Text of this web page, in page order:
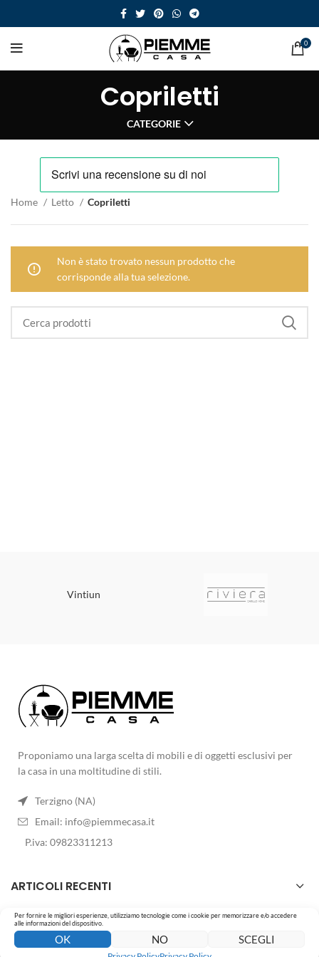
Per fornire le migliori esperienze, utilizziamo tecnologie come i cookie per memorizzare e/o accedere
alle informazioni del dispositivo.
OK NO SCEGLI
0
Copriletti
CATEGORIE
Home Letto Copriletti
Non è stato trovato nessun prodotto che
corrisponde alla tua selezione.
Vintiun
Proponiamo una larga scelta di mobili e di oggetti esclusivi per
la casa in una moltitudine di stili.
Terzigno (NA)
Email: info@piemmecasa.it
P.iva: 09823311213
ARTICOLI RECENTI
LO STORE
Ordina per Wishlist